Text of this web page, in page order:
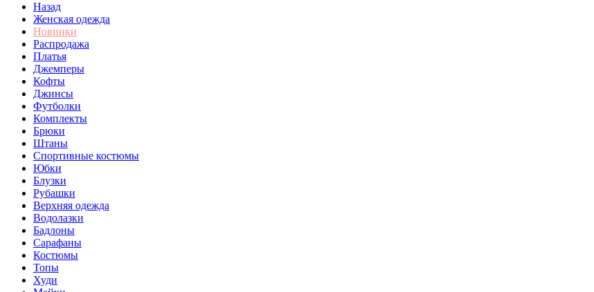
Назад
Женская одежда
Новинки
Распродажа
Платья
Джемперы
Кофты
Джинсы
Футболки
Комплекты
Брюки
Штаны
Спортивные костюмы
Юбки
Блузки
Рубашки
Верхняя одежда
Водолазки
Бадлоны
Сарафаны
Костюмы
Топы
Худи